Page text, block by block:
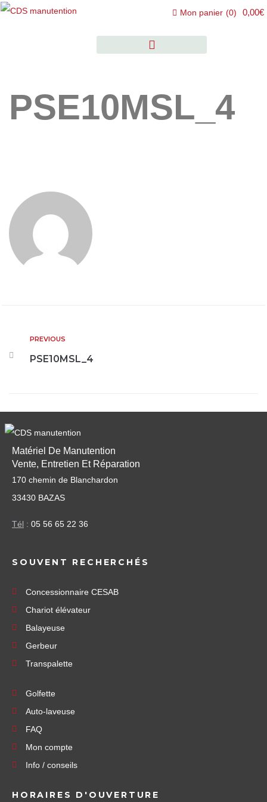
Mon panier (0) 0,00€
PSE10MSL_4
PREVIOUS
PSE10MSL_4
Matériel De Manutention
Vente, Entretien Et Réparation
170 chemin de Blanchardon
33430 BAZAS
Tél : 05 56 65 22 36
SOUVENT RECHERCHÉS
Concessionnaire CESAB
Chariot élévateur
Balayeuse
Gerbeur
Transpalette
Golfette
Auto-laveuse
FAQ
Mon compte
Info / conseils
HORAIRES D'OUVERTURE